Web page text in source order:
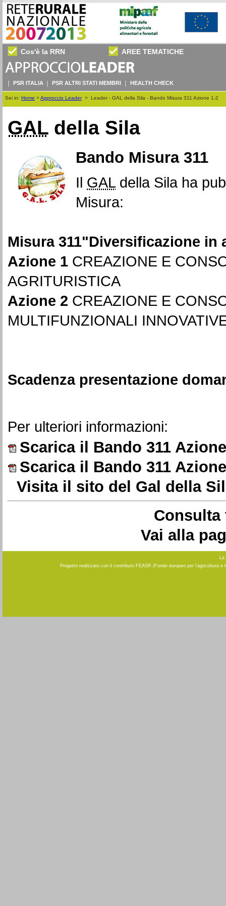
Cos'è la RRN AREE TEMATICHE
PSR ITALIA PSR ALTRI STATI MEMBRI HEALTH CHECK
Sei in: Home >Approccio Leader> Leader - GAL della Sila - Bando Misura 311 Azione 1-2
GAL della Sila
Bando Misura 311
Il GALdella Sila ha
Misura:
Misura 311"Diversificazione in
Azione 1 CREAZIONE E
AGRITURISTICA
Azione 2 CREAZIONE E
MULTIFUNZIONALI
Scadenza presentazione
Per ulteriori informazioni:
Scarica il Bando 311
Scarica il Bando 311
Visita il sito del Gal della
Vai alla
La
Progetto realizzato con il contributo FEASR (Fondo europeo per l'agricoltura